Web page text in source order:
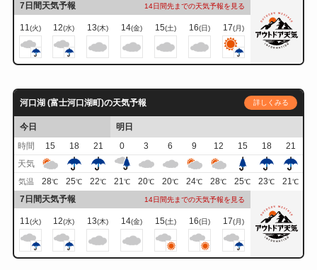
7日間天気予報 14日間先までの天気予報を見る
11(火) 12(水) 13(木) 14(金) 15(土) 16(日) 17(月)
河口湖 (富士河口湖町)の天気予報 詳しくみる
今日
明日
時間
15 18 21 0 3 6 9 12 15 18
21
天気
気温 28℃ 25℃ 22℃ 21℃ 20℃ 20℃ 24℃ 28℃ 25℃ 23℃ 21℃
7日間天気予報 14日間先までの天気予報を見る
11(火) 12(水) 13(木) 14(金) 15(土) 16(日) 17(月)